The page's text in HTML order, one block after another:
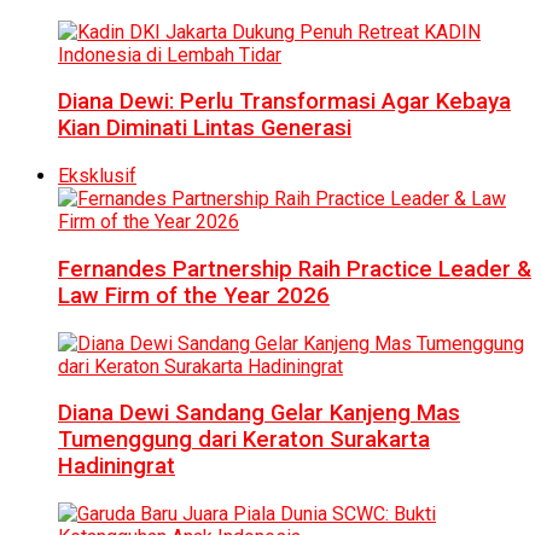
Diana Dewi: Perlu Transformasi Agar Kebaya
Kian Diminati Lintas Generasi
Eksklusif
Fernandes Partnership Raih Practice Leader &
Law Firm of the Year 2026
Diana Dewi Sandang Gelar Kanjeng Mas
Tumenggung dari Keraton Surakarta
Hadiningrat